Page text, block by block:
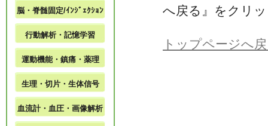
へ戻る』をクリ
トップページへ
脳・脊髄固定/ｲﾝｼﾞｪｸｼｮﾝ
行動解析・記憶学習
運動機能・鎮痛・薬理
生理・切片・生体信号
血流計・血圧・画像解析